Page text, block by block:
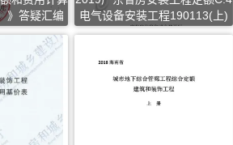
》答疑汇编
电气设备安装工程190113(上)